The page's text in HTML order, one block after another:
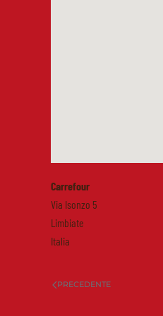
Carrefour
Via Isonzo 5
Limbiate
Italia
PRECEDENTE